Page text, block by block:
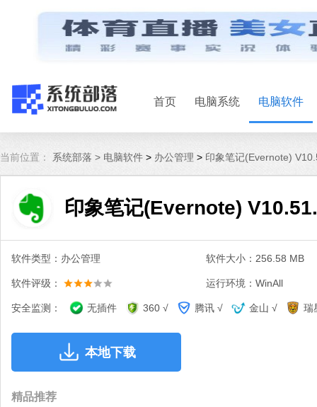
首页 电脑系统 电脑软件
当前位置： 系统部落 > 电脑软件 > 办公管理 > 印象笔记(Evernote)
印象笔记(Evernote)
软件类型：办公管理 软件大小：256.58 MB
软件评级： 运行环境：WinAll
安全监测： 无插件 360 √ 腾讯 √ 金山 √ 瑞
本地下载
精品推荐